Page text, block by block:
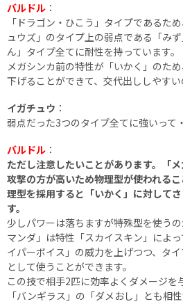
バルドル ：
「ドラゴン・ひこう」タイプであるた
ュウズ」のタイプ上の弱点である「み
ん」タイプ全てに耐性を持っています。
メガシンカ前の特性が「いかく」のた
下げることができて、交代出ししやすい
イガチュウ ：
弱点だった3つのタイプ全てに強いって
バルドル ：
ただし注意したいことがあります。「
攻撃の方が高いため物理型が使われる
理型を採用すると「いかく」に対して
す。
少しパワーは落ちますが特殊型を使う
マンダ」は特性「スカイスキン」によ
イパーボイス」の威力を上げつつ、タ
として使うことができます。
この技で相手2匹に効率よくダメージを
「バンギラス」の「ダメおし」とも相性